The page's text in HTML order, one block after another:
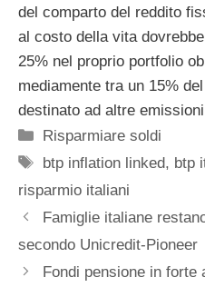
del comparto del reddito
al costo della vita
25% nel proprio portfolio
mediamente tra un 15%
destinato ad altre
Categorie
Risparmiare soldi
Tag
btp inflation linked, btp
risparmio italiani
Famiglie italiane
secondo Unicredit-Pioneer
Fondi pensione in forte